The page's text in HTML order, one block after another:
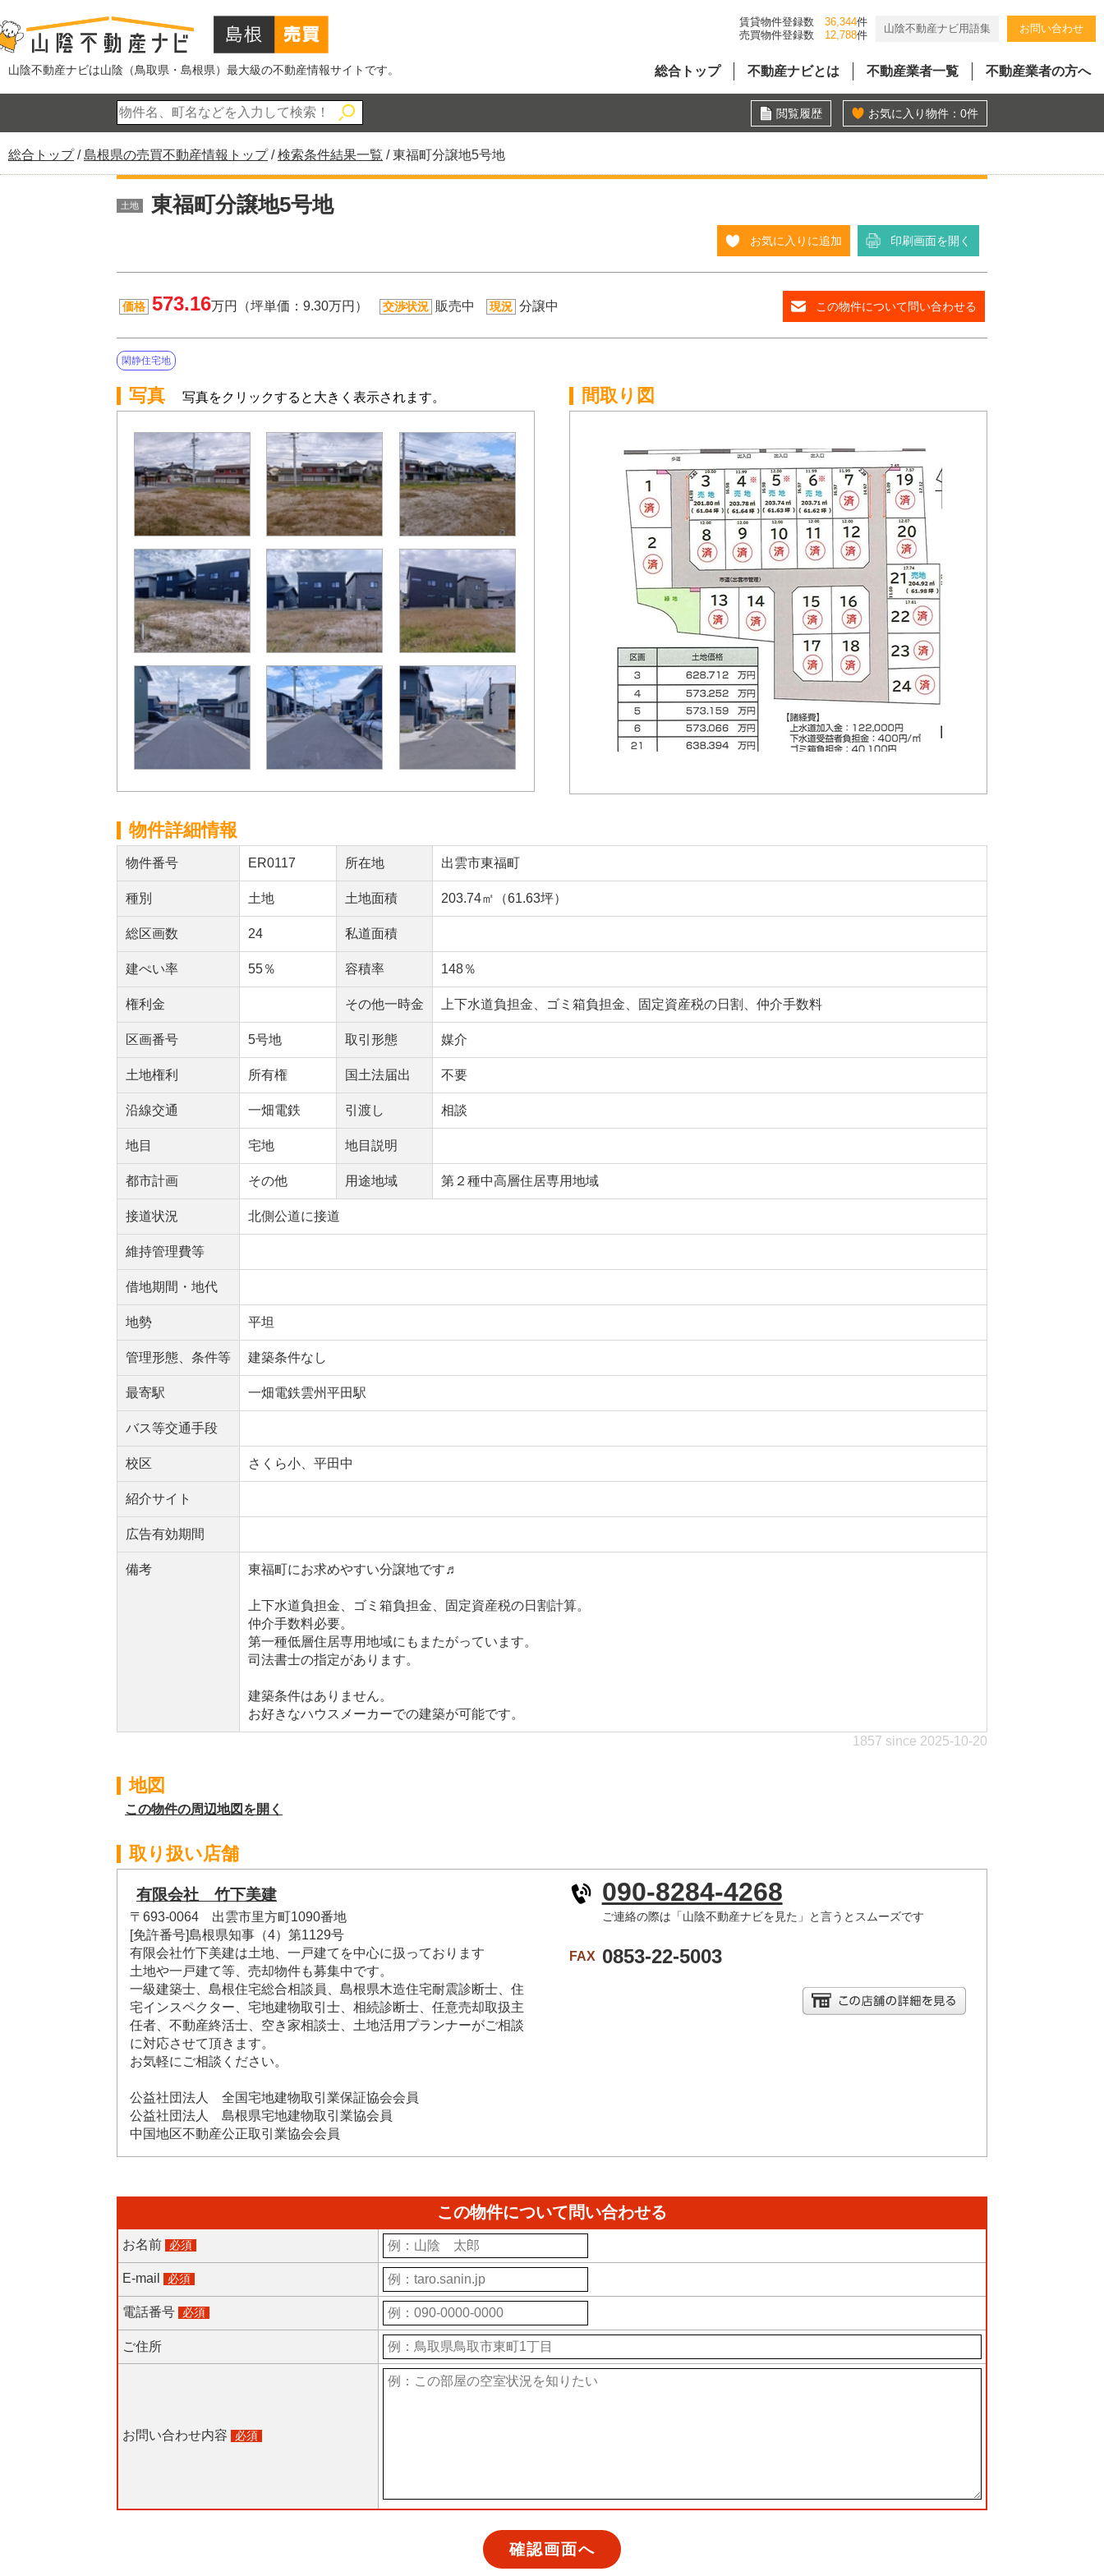
山陰不動産ナビは山陰（鳥取県・島根県）最大級の不動産情報サイトです。
賃貸物件登録数 36,344件
売買物件登録数
12,788件
山陰不動産ナビ用語集 お問い合わせ
総合トップ 不動産ナビとは 不動産業者一覧 不動産業者の方へ
閲覧履歴 お気に入り物件： 0件
現
在
総合トップ/島根県の売買不動産情報トップ/検索条件結果一覧 /東福町分譲地5号地
土地 東福町分譲地5号地
お気に入りに追加 印刷画面を開く
価格 573.16万円（坪単価：9.30万円） 交渉状況 販売中 現況 分譲中 この物件について問い合わせる
閑静住宅地
写真 写真をクリックすると大きく表示されます。 間取り図
物件詳細情報
物件番号 ER0117 所在地 出雲市東福町
種別 土地 土地面積 203.74㎡（61.63坪）
総区画数 24 私道面積
建ぺい率 55％ 容積率 148％
権利金 その他一時金 上下水道負担金、ゴミ箱負担金、固定資産税の日割、仲介手数料
区画番号 5号地 取引形態 媒介
土地権利 所有権 国土法届出 不要
沿線交通 一畑電鉄 引渡し 相談
地目 宅地 地目説明
都市計画 その他 用途地域 第２種中高層住居専用地域
接道状況 北側公道に接道
維持管理費等
借地期間・地代
地勢 平坦
管理形態、条件等 建築条件なし
最寄駅 一畑電鉄雲州平田駅
バス等交通手段
校区 さくら小、平田中
紹介サイト
広告有効期間
備考 東福町にお求めやすい分譲地です♬
上下水道負担金、ゴミ箱負担金、固定資産税の日割計算。
仲介手数料必要。
第一種低層住居専用地域にもまたがっています。
司法書士の指定があります。
建築条件はありません。
お好きなハウスメーカーでの建築が可能です。
1857 since 2025-10-20
地図
この物件の周辺地図を開く
取り扱い店舗
有限会社 竹下美建
〒693-0064 出雲市里方町1090番地
[免許番号]島根県知事（4）第1129号
有限会社竹下美建は土地、一戸建てを中心に扱っております
土地や一戸建て等、売却物件も募集中です。
一級建築士、島根住宅総合相談員、島根県木造住宅耐震診断士、住
宅インスペクター、宅地建物取引士、相続診断士、任意売却取扱主
任者、不動産終活士、空き家相談士、土地活用プランナーがご相談
に対応させて頂きます。
お気軽にご相談ください。
公益社団法人 全国宅地建物取引業保証協会会員
公益社団法人 島根県宅地建物取引業協会員
中国地区不動産公正取引業協会会員
090-8284-4268
ご連絡の際は「山陰不動産ナビを見た」と言うとスムーズです
FAX 0853-22-5003